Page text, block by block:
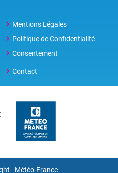
Mentions Légales
Politique de Confidentialité
Consentement
Contact
- Météo-France